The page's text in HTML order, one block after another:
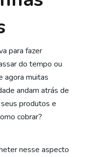
para fazer
do tempo ou
agora muitas
andam atrás de
produtos e
cobrar?
nesse aspecto